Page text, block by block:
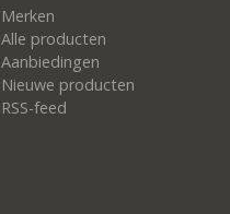
Merken
Alle producten
Aanbiedingen
Nieuwe producten
RSS-feed